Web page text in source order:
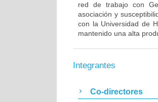
red de trabajo con
asociación y
con la Universidad de
mantenido una alta
Integrantes
Co-directores